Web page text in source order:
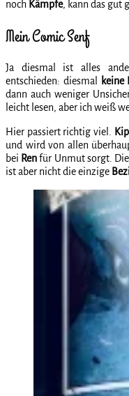
noch Kämpfe, kann das gut
Mein Comic Senf
Ja diesmal ist alles
entschieden: diesmal
keine
dann auch weniger
leicht lesen, aber ich weiß
Hier passiert richtig viel.
und wird von allen
bei Renfür Unmut sorgt.
ist aber nicht die einzige